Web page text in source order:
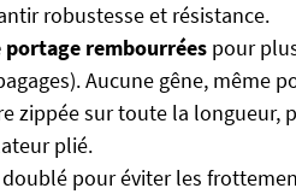
robustesse et résistance.
portage rembourrées pour
Aucune gêne, même
zippée sur toute la longueur,
plié.
pour éviter les